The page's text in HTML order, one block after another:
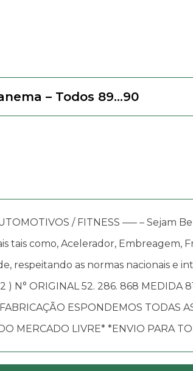
– Todos 89…90
/ FITNESS —– – Sejam
tais como, Acelerador, Embreagem,
respeitando as normas nacionais e
) N° ORIGINAL 52. 286. 868
ESPONDEMOS TODAS
MERCADO LIVRE* *ENVIO PARA